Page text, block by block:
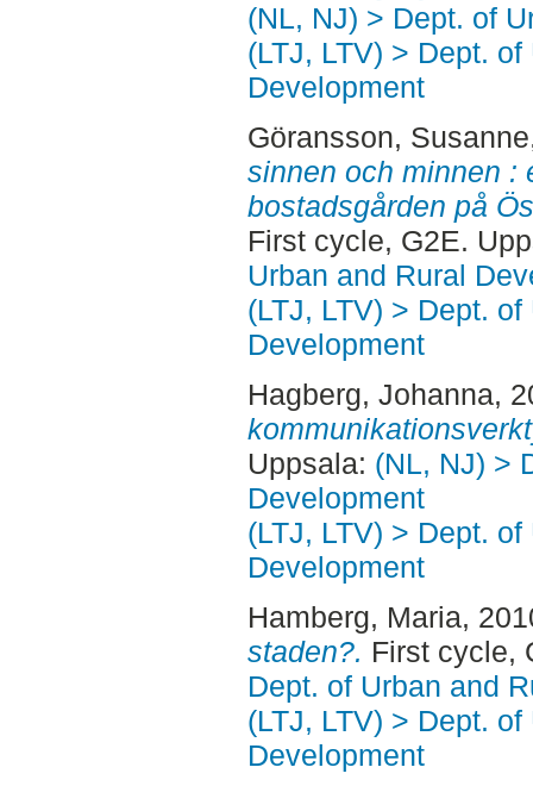
(NL, NJ) > Dept. of
(LTJ, LTV) > Dept.
Development
Göransson, Susanne
sinnen och minnen :
bostadsgården på
First cycle, G2E.
Urban and Rural
(LTJ, LTV) > Dept.
Development
Hagberg, Johanna,
Uppsala: (NL, NJ) >
Development
(LTJ, LTV) > Dept.
Development
Hamberg, Maria,
staden?. First cycle,
Dept. of Urban and
(LTJ, LTV) > Dept.
Development